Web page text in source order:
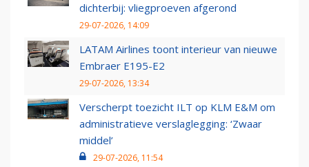
dichterbij: vliegproeven afgerond
29-07-2026, 14:09
LATAM Airlines toont interieur van nieuwe
Embraer E195-E2
29-07-2026, 13:34
Verscherpt toezicht ILT op KLM E&M om
administratieve verslaglegging: ‘Zwaar
middel’
29-07-2026, 11:54